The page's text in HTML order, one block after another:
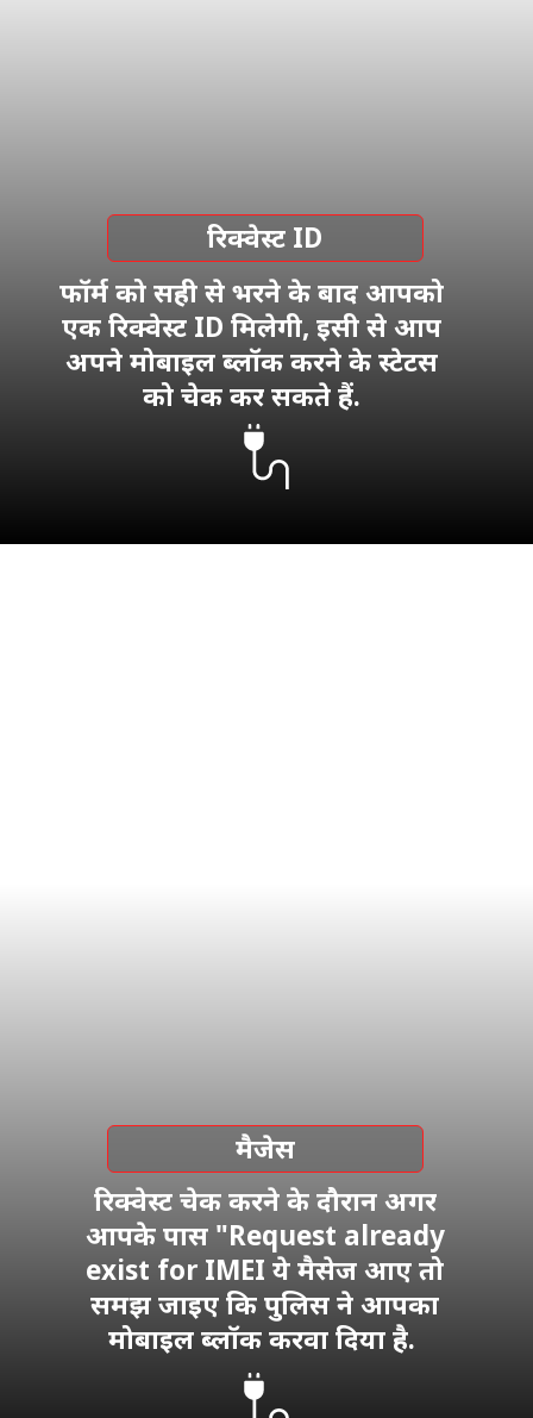
फॉर्म को सही से भरने के बाद आपको
एक रिक्वेस्ट ID मिलेगी, इसी से आप
अपने मोबाइल ब्लॉक करने के स्टेटस
को चेक कर सकते हैं.
रिक्वेस्ट ID
रिक्वेस्ट चेक करने के दौरान अगर
आपके पास "Request already
exist for IMEI ये मैसेज आए तो
समझ जाइए कि पुलिस ने आपका
मोबाइल ब्लॉक करवा दिया है.
मैजेस